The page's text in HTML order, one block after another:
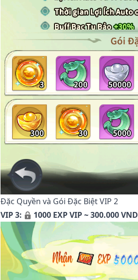
Đặc Quyền và Gói Đặc Biệt VIP 2
VIP 3:
1000 EXP VIP ~ 300.000 VND